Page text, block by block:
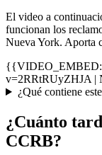
El video a
funcionan los
Nueva York. Aporta
{{VIDEO_EMBED:
v=2RRtRUyZHJA |
¿Qué contiene
¿Cuánto
CCRB?